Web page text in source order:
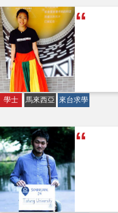
學士 馬來西亞 來台求學